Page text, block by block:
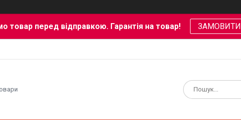
товар перед відправкою. Гарантія на товар! ЗАМОВИТИ